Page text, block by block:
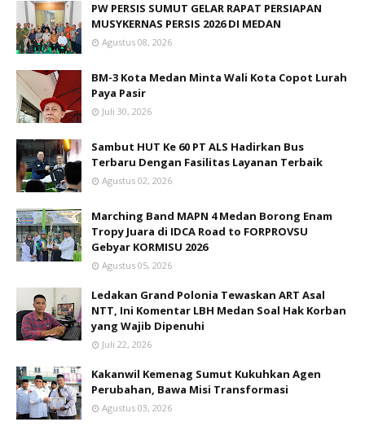
PW PERSIS SUMUT GELAR RAPAT PERSIAPAN
MUSYKERNAS PERSIS 2026 DI MEDAN
Agustus 08, 2026
BM-3 Kota Medan Minta Wali Kota Copot Lurah
Paya Pasir
Juli 30, 2026
Sambut HUT Ke 60 PT ALS Hadirkan Bus
Terbaru Dengan Fasilitas Layanan Terbaik
Agustus 02, 2026
Marching Band MAPN 4 Medan Borong Enam
Tropy Juara di IDCA Road to FORPROVSU
Gebyar KORMISU 2026
Agustus 05, 2026
Ledakan Grand Polonia Tewaskan ART Asal
NTT, Ini Komentar LBH Medan Soal Hak Korban
yang Wajib Dipenuhi
Juli 22, 2026
Kakanwil Kemenag Sumut Kukuhkan Agen
Perubahan, Bawa Misi Transformasi
Agustus 03, 2026